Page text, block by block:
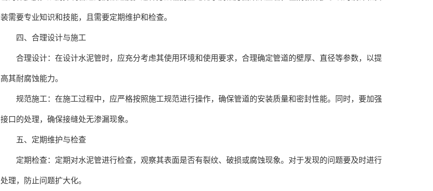
装需要专业知识和技能，且需要定期维护和检查。
四、合理设计与施工
合理设计：在设计水泥管时，应充分考虑其使用环境和使用要求，合理确定管道的壁厚、直径等参数，以提
高其耐腐蚀能力。
规范施工：在施工过程中，应严格按照施工规范进行操作，确保管道的安装质量和密封性能。同时，要加强
接口的处理，确保接缝处无渗漏现象。
五、定期维护与检查
定期检查：定期对水泥管进行检查，观察其表面是否有裂纹、破损或腐蚀现象。对于发现的问题要及时进行
处理，防止问题扩大化。